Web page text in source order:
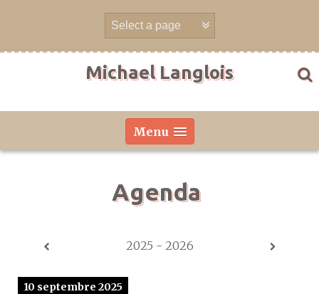
Michael Langlois
Menu
Agenda
2025 - 2026
10 septembre 2025